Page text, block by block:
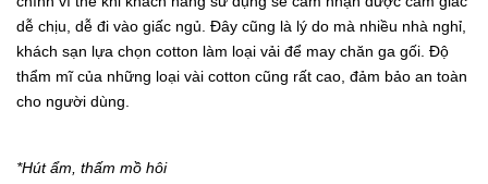
dễ chịu, dễ đi vào giấc ngủ. Đây cũng là lý do mà nhiều nhà nghỉ,
khách sạn lựa chọn cotton làm loại vải để may chăn ga gối. Độ
thẩm mĩ của những loại vài cotton cũng rất cao, đảm bảo an toàn
cho người dùng.
*Hút ẩm, thấm mồ hôi